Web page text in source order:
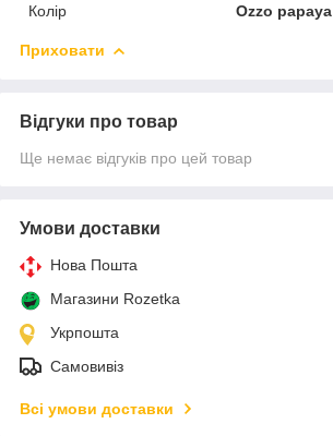
Колір
Ozzo papaya
Приховати
Відгуки про товар
Ще немає відгуків про цей товар
Умови доставки
Нова Пошта
Магазини Rozetka
Укрпошта
Самовивіз
Всі умови доставки